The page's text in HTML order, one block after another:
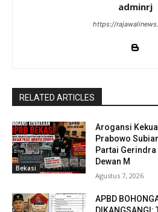
adminrj
https://
RELATED ARTICLES
Bekasi
Arogansi
Prabowo
Partai
Dewan M
Agustus 7, 2026
APBD